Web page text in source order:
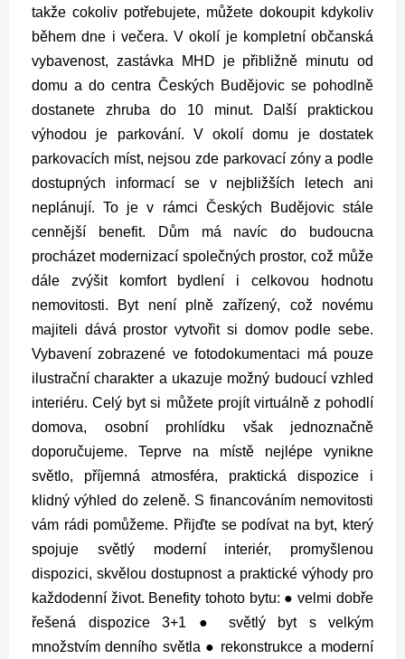
takže cokoliv potřebujete, můžete dokoupit kdykoliv
během dne i večera. V okolí je kompletní občanská
vybavenost, zastávka MHD je přibližně minutu od
domu a do centra Českých Budějovic se pohodlně
dostanete zhruba do 10 minut. Další praktickou
výhodou je parkování. V okolí domu je dostatek
parkovacích míst, nejsou zde parkovací zóny a podle
dostupných informací se v nejbližších letech ani
neplánují. To je v rámci Českých Budějovic stále
cennější benefit. Dům má navíc do budoucna
procházet modernizací společných prostor, což může
dále zvýšit komfort bydlení i celkovou hodnotu
nemovitosti. Byt není plně zařízený, což novému
majiteli dává prostor vytvořit si domov podle sebe.
Vybavení zobrazené ve fotodokumentaci má pouze
ilustrační charakter a ukazuje možný budoucí vzhled
interiéru. Celý byt si můžete projít virtuálně z pohodlí
domova, osobní prohlídku však jednoznačně
doporučujeme. Teprve na místě nejlépe vynikne
světlo, příjemná atmosféra, praktická dispozice i
klidný výhled do zeleně. S financováním nemovitosti
vám rádi pomůžeme. Přijďte se podívat na byt, který
spojuje světlý moderní interiér, promyšlenou
dispozici, skvělou dostupnost a praktické výhody pro
každodenní život. Benefity tohoto bytu: ● velmi dobře
řešená dispozice 3+1 ● světlý byt s velkým
množstvím denního světla ● rekonstrukce a moderní